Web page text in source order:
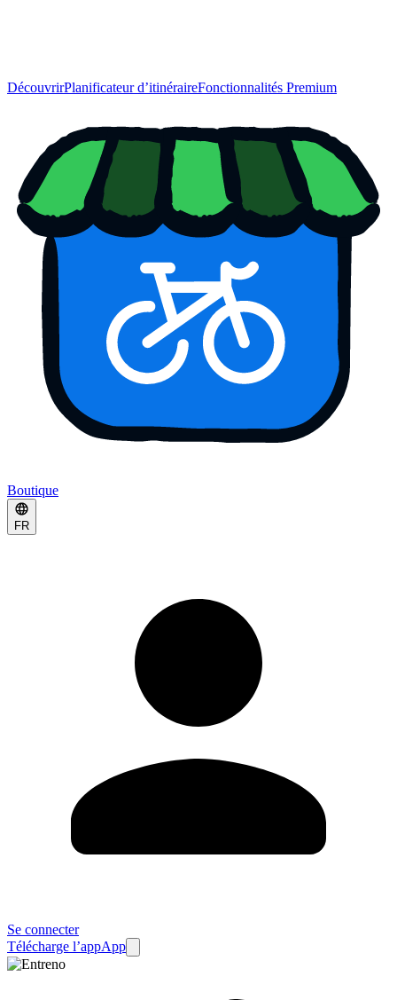
DécouvrirPlanificateur d’itinéraireFonctionnalités Premium
Boutique
FR
Se connecter
Télécharge l’appApp